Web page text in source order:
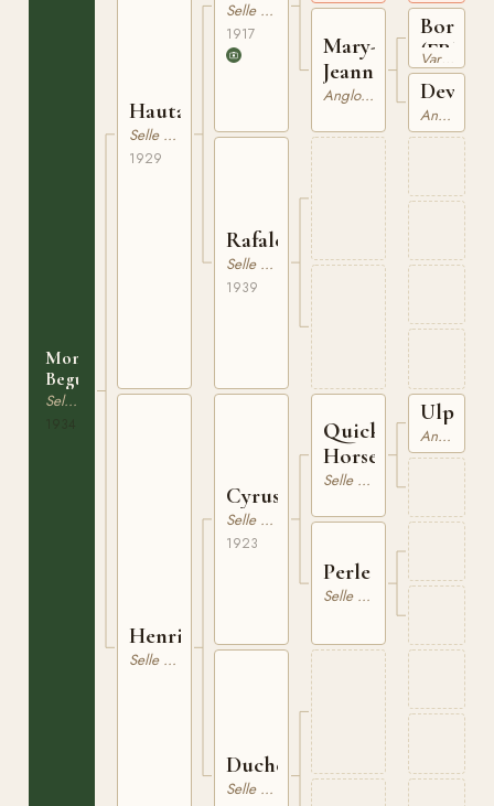
Mon
Beguin
Selle Francais
Hautain
Selle Francais
1929
Henriette
Selle Francais
Selle Francais
1917
Rafale
Selle Francais
1939
Cyrus
Selle Francais
1923
Duchesse
Selle Francais
Mary-
Jeanne
Anglonormand
Quick
Horse
Selle Francais
Perle
Selle Francais
xx
(FR)
Varmblodig Travhäst
Devine
Anglonormand
Ulpien
Anglonormand